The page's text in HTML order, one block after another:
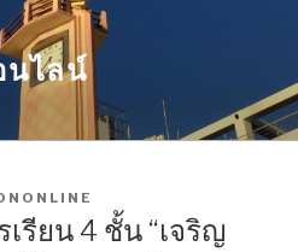
นไลน์
รียน 4 ชั้น “เจริญ